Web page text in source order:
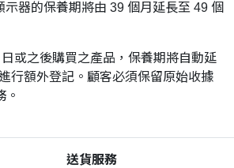
示器的保養期將由 39 個月延長至 49 個
或之後購買之產品，保養期將自動延
行額外登記。顧客必須保留原始收據
。
送貨服務